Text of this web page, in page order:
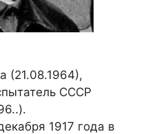
(21.08.1964),
СССР
1917 года в